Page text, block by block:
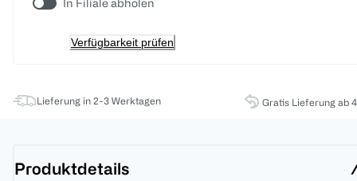
In Filiale abholen
Verfügbarkeit prüfen
Lieferung in 2-3 Werktagen Gratis Lieferung ab
Produktdetails